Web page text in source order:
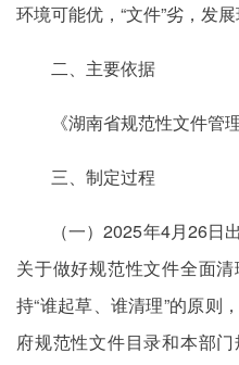
环境可能优，“文件”劣，发展
二、主要依据
《湖南省规范性文件管
三、制定过程
（一）2025年4月26日
关于做好规范性文件全面
持“谁起草、谁清理”的原则
府规范性文件目录和本部